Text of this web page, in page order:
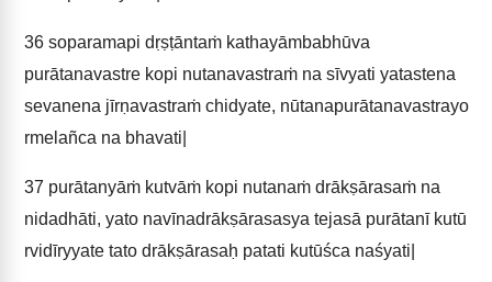
36 soparamapi dṛṣṭāntaṁ kathayāmbabhūva
purātanavastre kopi nutanavastraṁ na sīvyati yatastena
sevanena jīrṇavastraṁ chidyate, nūtanapurātanavastrayo
rmelañca na bhavati|
37 purātanyāṁ kutvāṁ kopi nutanaṁ drākṣārasaṁ na
nidadhāti, yato navīnadrākṣārasasya tejasā purātanī kutū
rvidīryyate tato drākṣārasaḥ patati kutūśca naśyati|